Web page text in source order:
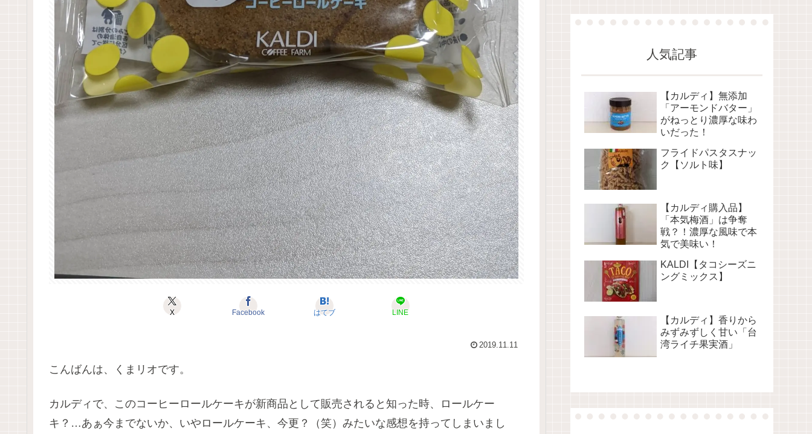
X Facebook はてブ LINE
2019.11.11
こんばんは、くまリオです。
カルディで、このコーヒーロールケーキが新商品として販売されると知った時、ロールケー
キ？…あぁ今までないか、いやロールケーキ、今更？（笑）みたいな感想を持ってしまいまし
人気記事
【カルディ】無添加
「アーモンドバター」
がねっとり濃厚な味わ
いだった！
フライドパスタスナッ
ク【ソルト味】
【カルディ購入品】
「本気梅酒」は争奪
戦？！濃厚な風味で本
気で美味い！
KALDI【タコシーズニ
ングミックス】
【カルディ】香りから
みずみずしく甘い「台
湾ライチ果実酒」